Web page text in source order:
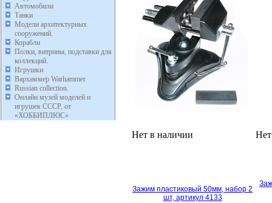
Автомобили
Танки
Модели архитектурных
сооружений.
Корабли
Полки, витрины, подставки для
коллекций.
Игрушки
Вархаммер Warhammer
Russian collection.
Онлайн музей моделей и
игрушек СССР, от
«ХОББИПЛЮС»
Нет в наличии
Зажим пластиковый 50мм, набор 2
шт, артикул 4133